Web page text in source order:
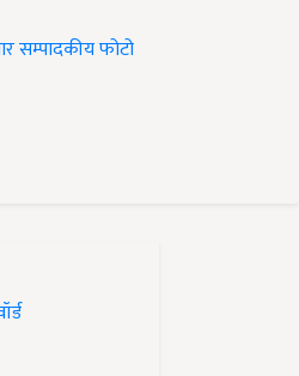
सम्पादकीयफोटो